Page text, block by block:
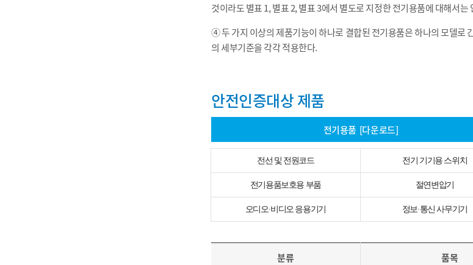
것이라도 별표 1, 별표 2, 별표 3에서 별도로 지정한 전기용품에 대해서
④ 두 가지 이상의 제품기능이 하나로 결합된 전기용품은 하나의 모델로
의 세부기준을 각각 적용한다.
안전인증대상 제품
전기용품 [다운로드]
전선 및 전원코드 전기 기기용 스위치
전기용품보호용 부품 절연변압기
오디오·비디오 응용기기 정보·통신 사무기기
분류 품목